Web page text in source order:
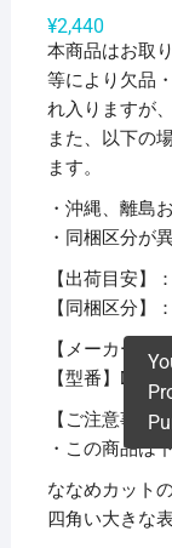
¥2,440
本商品はお取
等により欠品
れ入りますが
また、以下の
ます。
・沖縄、離島
・同梱区分が
【出荷目安】：
【同梱区分】：
【メーカー名
【型番】DF-
【ご注意事項
・この商品は
ななめカット
四角い大きな